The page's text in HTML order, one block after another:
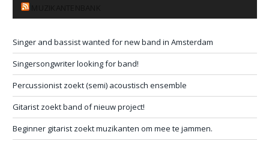
Singer and bassist wanted for new band in Amsterdam
Singersongwriter looking for band!
Percussionist zoekt (semi) acoustisch ensemble
Gitarist zoekt band of nieuw project!
Beginner gitarist zoekt muzikanten om mee te jammen.